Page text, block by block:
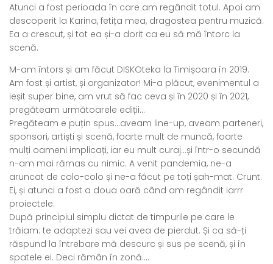
Atunci a fost perioada în care am regândit totul. Apoi am
descoperit la Karina, fetița mea, dragostea pentru muzică.
Ea a crescut, și tot ea și-a dorit ca eu să mă întorc la
scenă.
M-am întors și am făcut DISKOteka la Timișoara în 2019.
Am fost și artist, și organizator! Mi-a plăcut, evenimentul a
ieșit super bine, am vrut să fac ceva și în 2020 și în 2021,
pregăteam următoarele ediții…
Pregăteam e puțin spus…aveam line-up, aveam parteneri,
sponsori, artiști și scenă, foarte mult de muncă, foarte
mulți oameni implicați, iar eu mult curaj…și într-o secundă
n-am mai rămas cu nimic. A venit pandemia, ne-a
aruncat de colo-colo și ne-a făcut pe toți șah-mat. Crunt.
Ei, și atunci a fost a doua oară când am regândit iarrr
proiectele.
După principiul simplu dictat de timpurile pe care le
trăiam: te adaptezi sau vei avea de pierdut. Și ca să-ți
răspund la întrebare mă descurc și sus pe scenă, și în
spatele ei. Deci rămân în zonă….